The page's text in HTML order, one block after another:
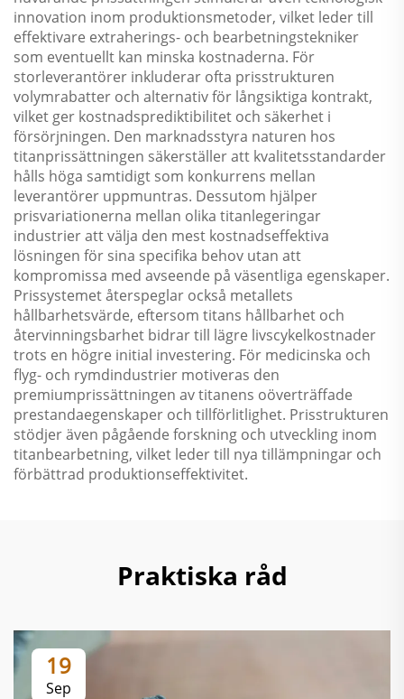
innovation inom produktionsmetoder, vilket leder till
effektivare extraherings- och bearbetningstekniker
som eventuellt kan minska kostnaderna. För
storleverantörer inkluderar ofta prisstrukturen
volymrabatter och alternativ för långsiktiga kontrakt,
vilket ger kostnadsprediktibilitet och säkerhet i
försörjningen. Den marknadsstyra naturen hos
titanprissättningen säkerställer att kvalitetsstandarder
hålls höga samtidigt som konkurrens mellan
leverantörer uppmuntras. Dessutom hjälper
prisvariationerna mellan olika titanlegeringar
industrier att välja den mest kostnadseffektiva
lösningen för sina specifika behov utan att
kompromissa med avseende på väsentliga egenskaper.
Prissystemet återspeglar också metallets
hållbarhetsvärde, eftersom titans hållbarhet och
återvinningsbarhet bidrar till lägre livscykelkostnader
trots en högre initial investering. För medicinska och
flyg- och rymdindustrier motiveras den
premiumprissättningen av titanens oöverträffade
prestandaegenskaper och tillförlitlighet. Prisstrukturen
stödjer även pågående forskning och utveckling inom
titanbearbetning, vilket leder till nya tillämpningar och
förbättrad produktionseffektivitet.
Praktiska råd
19
Sep